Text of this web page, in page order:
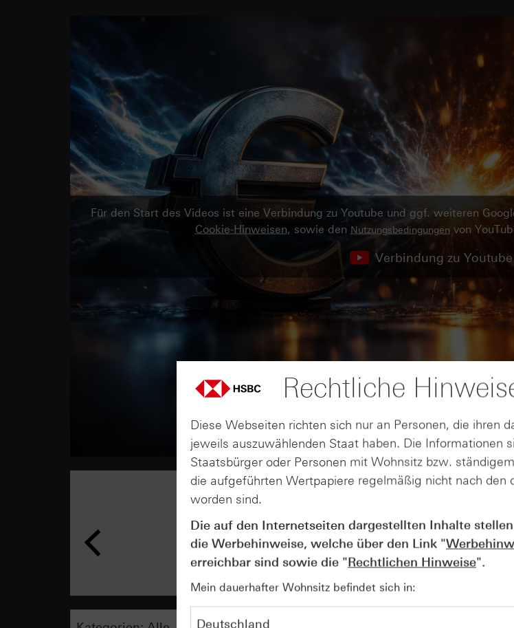
Für den Start des Videos ist eine Verbindung zu Youtube und ggf. weiteren
Cookie-Hinweisen, sowie den Nutzungsbedingungen von
Verbindung zu
04
Der Blick ins
Kündigungen bei
vom 04.08.2026
Rechtliche
Diese Webseiten richten sich nur an Personen, die ihren
jeweils auszuwählenden Staat haben. Die Informationen
Staatsbürger oder Personen mit Wohnsitz bzw.
die aufgeführten Wertpapiere regelmäßig nicht nach den
worden sind.
Die auf den Internetseiten dargestellten Inhalte
die Werbehinweise, welche über den Link "
erreichbar sind sowie die "Rechtlichen Hinweise".
Mein dauerhafter Wohnsitz befindet sich in: